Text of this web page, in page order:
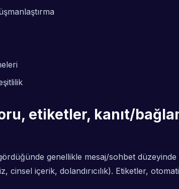
etiketler, kanıt/
genellikle mesaj/sohbet
içerik, dolandırıcılık). Etiketler,